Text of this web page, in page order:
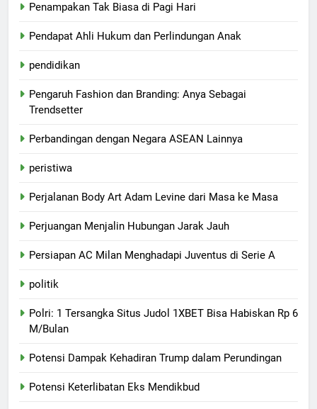
Penampakan Tak Biasa di Pagi Hari
Pendapat Ahli Hukum dan Perlindungan Anak
pendidikan
Pengaruh Fashion dan Branding: Anya Sebagai
Trendsetter
Perbandingan dengan Negara ASEAN Lainnya
peristiwa
Perjalanan Body Art Adam Levine dari Masa ke Masa
Perjuangan Menjalin Hubungan Jarak Jauh
Persiapan AC Milan Menghadapi Juventus di Serie A
politik
Polri: 1 Tersangka Situs Judol 1XBET Bisa Habiskan Rp 6
M/Bulan
Potensi Dampak Kehadiran Trump dalam Perundingan
Potensi Keterlibatan Eks Mendikbud